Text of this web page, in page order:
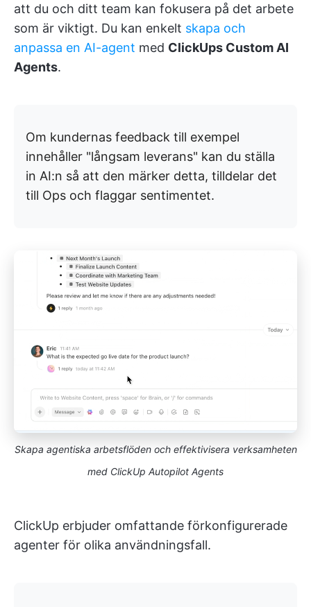
att du och ditt team kan fokusera på det arbete
som är viktigt. Du kan enkelt skapa och
anpassa en AI-agent med ClickUps Custom AI
Agents.
Om kundernas feedback till exempel
innehåller "långsam leverans" kan du ställa
in AI:n så att den märker detta, tilldelar det
till Ops och flaggar sentimentet.
Skapa agentiska arbetsflöden och effektivisera verksamheten
med ClickUp Autopilot Agents
ClickUp erbjuder omfattande förkonfigurerade
agenter för olika användningsfall.